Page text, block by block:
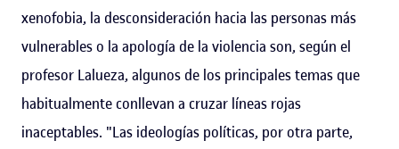
xenofobia, la desconsideración hacia las personas más
vulnerables o la apología de la violencia son, según el
profesor Lalueza, algunos de los principales temas que
habitualmente conllevan a cruzar líneas rojas
inaceptables. "Las ideologías políticas, por otra parte,